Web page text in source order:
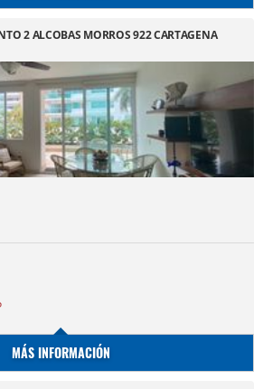
2 ALCOBAS MORROS 922 CARTAGENA
MÁS INFORMACIÓN